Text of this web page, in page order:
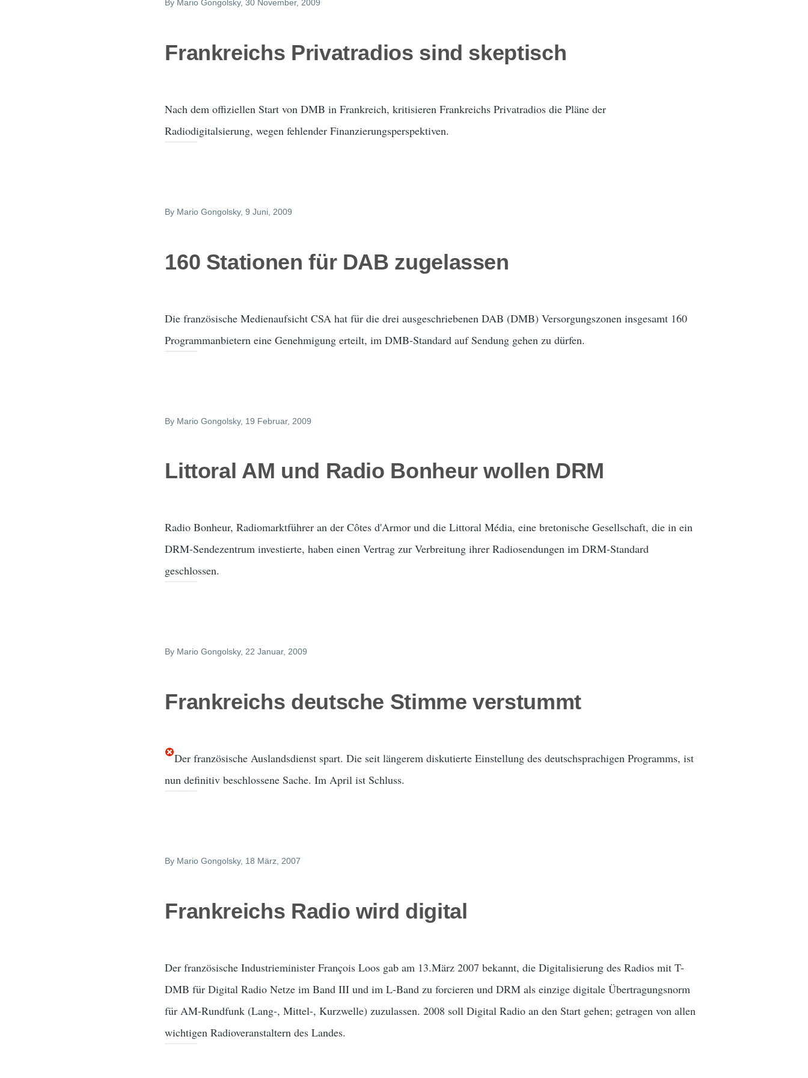
By Mario Gongolsky, 30 November, 2009
Frankreichs Privatradios sind skeptisch
Nach dem offiziellen Start von DMB in Frankreich, kritisieren Frankreichs Privatradios die Pläne der
Radiodigitalsierung, wegen fehlender Finanzierungsperspektiven.
By Mario Gongolsky, 9 Juni, 2009
160 Stationen für DAB zugelassen
Die französische Medienaufsicht CSA hat für die drei ausgeschriebenen DAB (DMB) Versorgungszonen insgesamt 160
Programmanbietern eine Genehmigung erteilt, im DMB-Standard auf Sendung gehen zu dürfen.
By Mario Gongolsky, 19 Februar, 2009
Littoral AM und Radio Bonheur wollen DRM
Radio Bonheur, Radiomarktführer an der Côtes d'Armor und die Littoral Média, eine bretonische Gesellschaft, die in ein
DRM-Sendezentrum investierte, haben einen Vertrag zur Verbreitung ihrer Radiosendungen im DRM-Standard
geschlossen.
By Mario Gongolsky, 22 Januar, 2009
Frankreichs deutsche Stimme verstummt
Der französische Auslandsdienst spart. Die seit längerem diskutierte Einstellung des deutschsprachigen Programms, ist
nun definitiv beschlossene Sache. Im April ist Schluss.
By Mario Gongolsky, 18 März, 2007
Frankreichs Radio wird digital
Der französische Industrieminister François Loos gab am 13.März 2007 bekannt, die Digitalisierung des Radios mit T-
DMB für Digital Radio Netze im Band III und im L-Band zu forcieren und DRM als einzige digitale Übertragungsnorm
für AM-Rundfunk (Lang-, Mittel-, Kurzwelle) zuzulassen. 2008 soll Digital Radio an den Start gehen; getragen von allen
wichtigen Radioveranstaltern des Landes.